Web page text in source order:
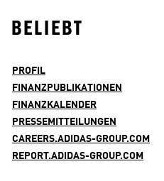
BELIEBT
PROFIL
FINANZPUBLIKATIONEN
FINANZKALENDER
PRESSEMITTEILUNGEN
CAREERS.ADIDAS-GROUP.COM
REPORT.ADIDAS-GROUP.COM